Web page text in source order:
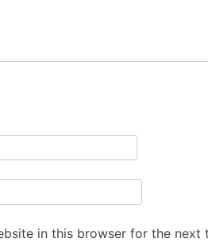
in this browser for the next